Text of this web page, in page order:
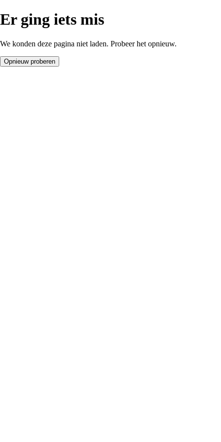
Er ging iets mis
We konden deze pagina niet laden. Probeer het opnieuw.
Opnieuw proberen